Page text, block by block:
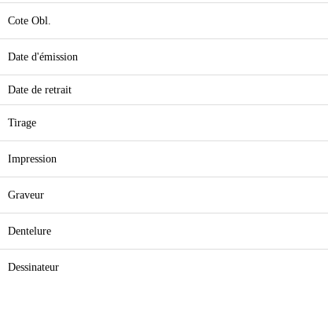
Cote Obl.
Date d'émission
Date de retrait
Tirage
Impression
Graveur
Dentelure
Dessinateur